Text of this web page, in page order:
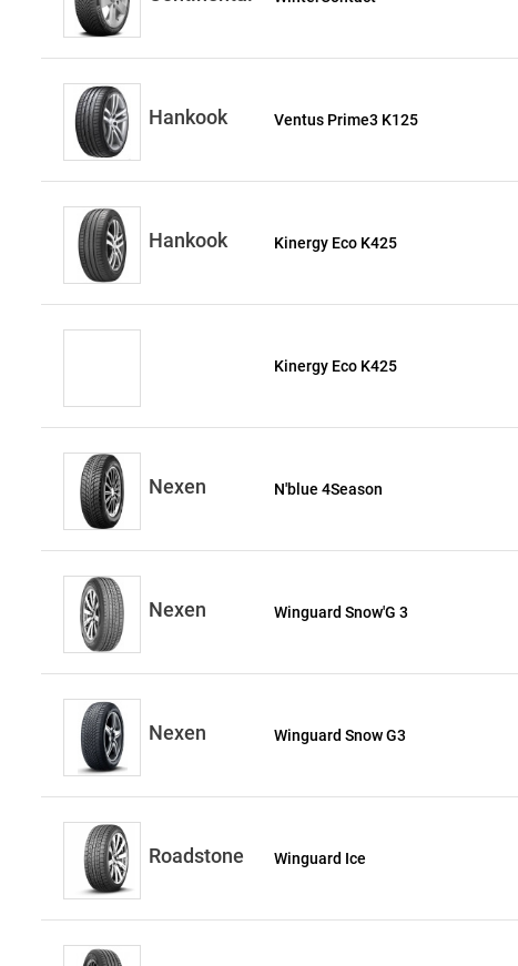
Hankook Ventus Prime3 K125
Hankook Kinergy Eco K425
Kinergy Eco K425
Nexen N'blue 4Season
Nexen Winguard Snow'G 3
Nexen Winguard Snow G3
Roadstone Winguard Ice